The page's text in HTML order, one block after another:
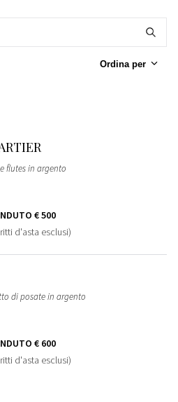
Ordina per
flutes in argento
€ 500
d'asta esclusi)
di posate in argento
€ 600
d'asta esclusi)